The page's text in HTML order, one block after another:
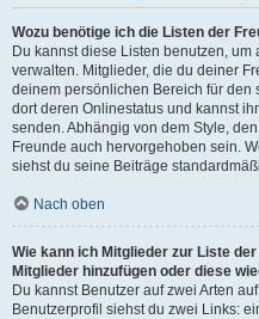
Wozu benötige ich die Listen der
Du kannst diese Listen benutzen,
verwalten. Mitglieder, die du deiner
deinem persönlichen Bereich für den
dort deren Onlinestatus und kannst
senden. Abhängig von dem Style,
Freunde auch hervorgehoben sein.
siehst du seine Beiträge
Nach oben
Wie kann ich Mitglieder zur Liste
Mitglieder hinzufügen oder diese
Du kannst Benutzer auf zwei Arten
Benutzerprofil siehst du zwei Links: